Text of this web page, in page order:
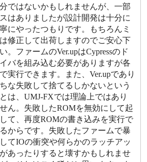
ではないかもしれませんが、一部
はありましたが設計開発は十分に
にやったつもりです。もちろんミ
修正して出荷しますのでご安心下
。ファームのVer.upはCypressのド
バを組み込む必要がありますが各
実行できます。また、Ver.upであり
な失敗して捨てるしかないという
は、UMJ-FXでは理論上ではあり
ん。失敗したROMを無効にして起
て、再度ROMの書き込みを実行で
からです。失敗したファームで暴
てIOの衝突や何らかのラッチアッ
あったりすると壊すかもしれませ